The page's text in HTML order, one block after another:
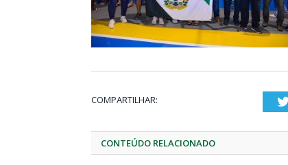
COMPARTILHAR:
CONTEÚDO RELACIONADO